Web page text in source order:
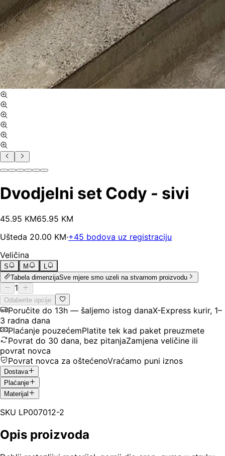
Dvodjelni set Cody - sivi
45.95 KM65.95 KM
Ušteda 20.00 KM·+45 bodova uz registraciju
Veličina
S M
L
Tabela dimenzijaSve mjere smo uzeli na stvarnom proizvodu
1
Odaberite opcije
Poručite do 13h — šaljemo istog danaX-Express kurir, 1–
3 radna dana
Plaćanje pouzećemPlatite tek kad paket preuzmete
Povrat do 30 dana, bez pitanjaZamjena veličine ili
povrat novca
Povrat novca za oštećenoVraćamo puni iznos
Dostava
Plaćanje
Materijal
SKU LP007012-2
Opis proizvoda